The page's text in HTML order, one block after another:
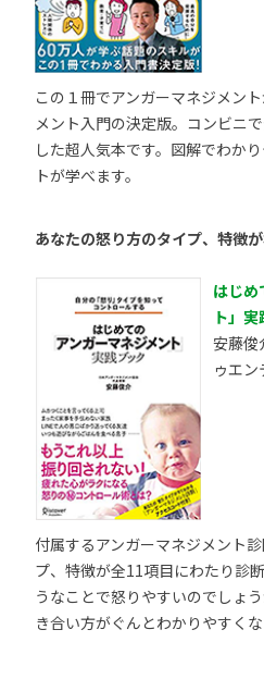
この１冊でアンガーマネジメン
メント入門の決定版。コンビニ
した超人気本です。図解でわか
トが学べます。
あなたの怒り方のタイプ、特徴
はじめ
ト」
安藤俊
ゥエン
付属するアンガーマネジメント
プ、特徴が全11項目にわたり診
うなことで怒りやすいのでしょ
き合い方がぐんとわかりやすくな